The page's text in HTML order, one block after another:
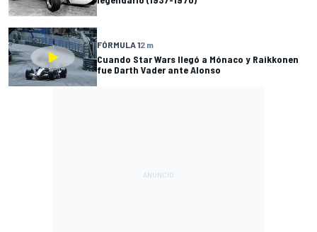
FÓRMULA 12 m
Cuando Star Wars llegó a Mónaco y Raikkonen
fue Darth Vader ante Alonso